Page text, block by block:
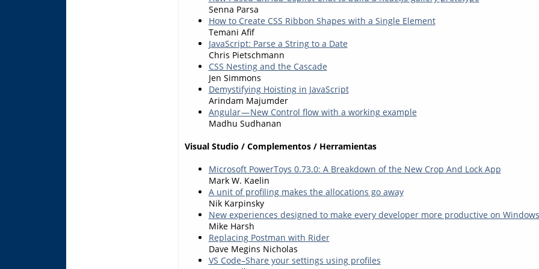
Senna Parsa
How to Create CSS Ribbon Shapes with a Single Element
Temani Afif
JavaScript: Parse a String to a Date
Chris Pietschmann
CSS Nesting and the Cascade
Jen Simmons
Demystifying Hoisting in JavaScript
Arindam Majumder
Angular — New Control flow with a working example
Madhu Sudhanan
Visual Studio / Complementos / Herramientas
Microsoft PowerToys 0.73.0: A Breakdown of the New Crop And Lock App
Mark W. Kaelin
A unit of profiling makes the allocations go away
Nik Karpinsky
New experiences designed to make every developer more productive on
Mike Harsh
Replacing Postman with Rider
Dave Megins Nicholas
VS Code–Share your settings using profiles